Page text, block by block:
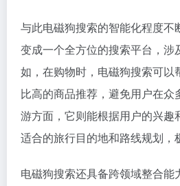
与此电磁狗搜索的智能化程度不
变成一个全方位的搜索平台，涉
如，在购物时，电磁狗搜索可以
比高的商品推荐，避免用户在众
游方面，它则能根据用户的兴趣
适合的旅行目的地和路线规划，
电磁狗搜索还具备跨领域整合能